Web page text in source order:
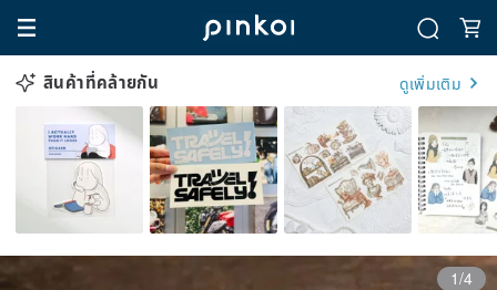
สินค้าที่คล้ายกัน ดูเพิ่มเติม
1/4